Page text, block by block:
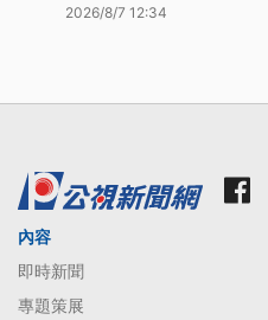
2026/8/7 12:34
內容
即時新聞
專題策展